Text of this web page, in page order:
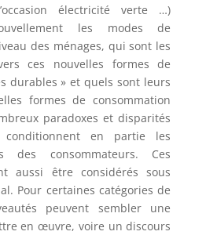
électricité verte …)
les modes de
des ménages, qui sont les
ces nouvelles formes de
durables » et quels sont leurs
formes de consommation
paradoxes et disparités
conditionnent en partie les
des consommateurs. Ces
aussi être considérés sous
Pour certaines catégories de
peuvent sembler une
en œuvre, voire un discours